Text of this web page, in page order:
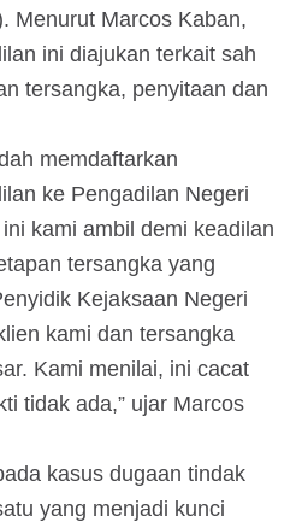
Menurut Marcos Kaban,
ini diajukan terkait sah
tersangka, penyitaan dan
memdaftarkan
ke Pengadilan Negeri
kami ambil demi keadilan
tersangka yang
Kejaksaan Negeri
kami dan tersangka
Kami menilai, ini cacat
tidak ada,” ujar Marcos
kasus dugaan tindak
yang menjadi kunci